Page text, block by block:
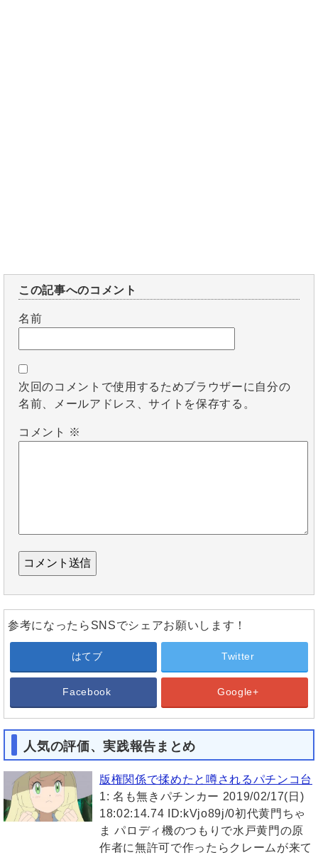
この記事へのコメント
名前
次回のコメントで使用するためブラウザーに自分の
名前、メールアドレス、サイトを保存する。
コメント ※
参考になったらSNSでシェアお願いします！
はてブ Twitter
Facebook Google+
人気の評価、実践報告まとめ
版権関係で揉めたと噂されるパチンコ台
1: 名も無きパチンカー 2019/02/17(日)
18:02:14.74 ID:kVjo89j/0初代黄門ちゃ
ま パロディ機のつもりで水戸黄門の原
作者に無許可で作ったらクレームが来て